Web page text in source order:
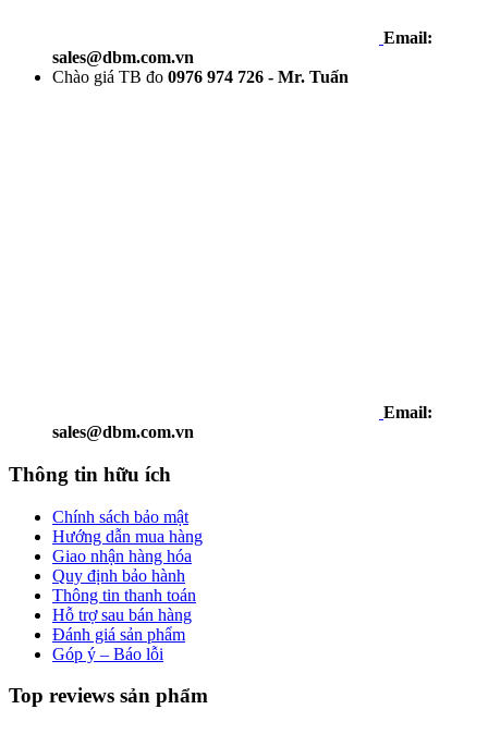
Email:
sales@dbm.com.vn
Chào giá TB đo 0976 974 726 - Mr. Tuấn
Email:
sales@dbm.com.vn
Thông tin hữu ích
Chính sách bảo mật
Hướng dẫn mua hàng
Giao nhận hàng hóa
Quy định bảo hành
Thông tin thanh toán
Hỗ trợ sau bán hàng
Đánh giá sản phẩm
Góp ý – Báo lỗi
Top reviews sản phẩm